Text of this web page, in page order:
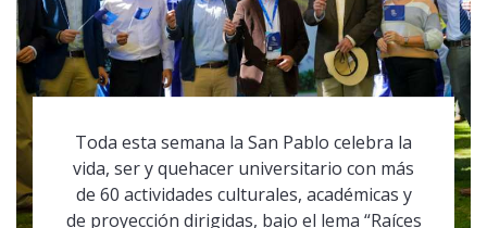
Toda esta semana la San Pablo celebra la
vida, ser y quehacer universitario con más
de 60 actividades culturales, académicas y
de proyección dirigidas, bajo el lema “Raíces